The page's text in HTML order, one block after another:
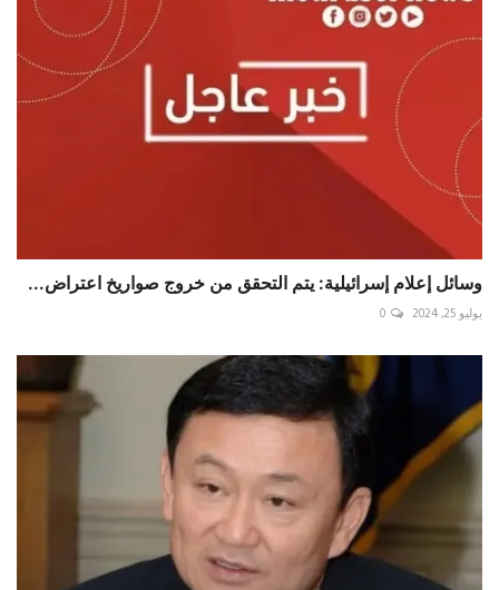
وسائل إعلام إسرائيلية: يتم التحقق من خروج صواريخ اعتراض...
يوليو 25, 2024 0